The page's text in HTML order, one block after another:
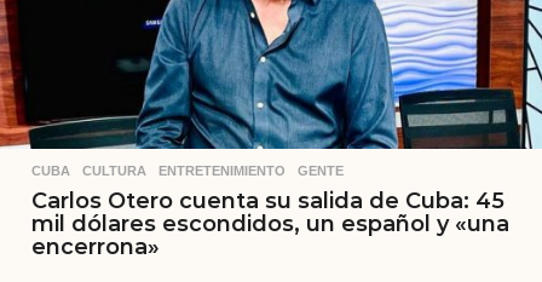
CUBA ,CULTURA ,ENTRETENIMIENTO ,GENTE
Carlos Otero cuenta su salida de Cuba: 45
mil dólares escondidos, un español y «una
encerrona»